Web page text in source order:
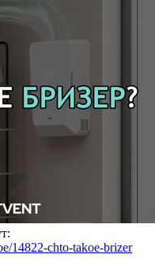
14822-chto-takoe-brizer